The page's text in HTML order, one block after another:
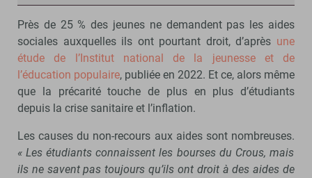
Près de 25 % des jeunes ne demandent pas les aides
sociales auxquelles ils ont pourtant droit, d’après une
étude de l’Institut national de la jeunesse et de
l’éducation populaire, publiée en 2022. Et ce, alors même
que la précarité touche de plus en plus d’étudiants
depuis la crise sanitaire et l’inflation.
Les causes du non-recours aux aides sont nombreuses.
« Les étudiants connaissent les bourses du Crous, mais
ils ne savent pas toujours qu’ils ont droit à des aides de